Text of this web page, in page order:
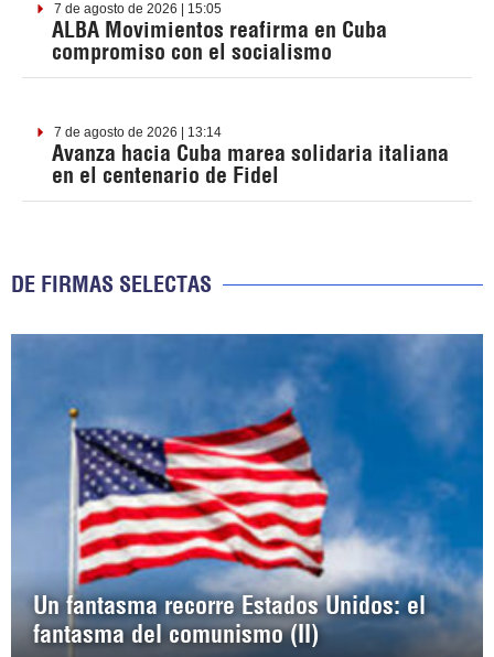
7 de agosto de 2026 | 15:05
ALBA Movimientos reafirma en Cuba
compromiso con el socialismo
7 de agosto de 2026 | 13:14
Avanza hacia Cuba marea solidaria italiana
en el centenario de Fidel
DE FIRMAS SELECTAS
Un fantasma recorre Estados Unidos: el
fantasma del comunismo (II)